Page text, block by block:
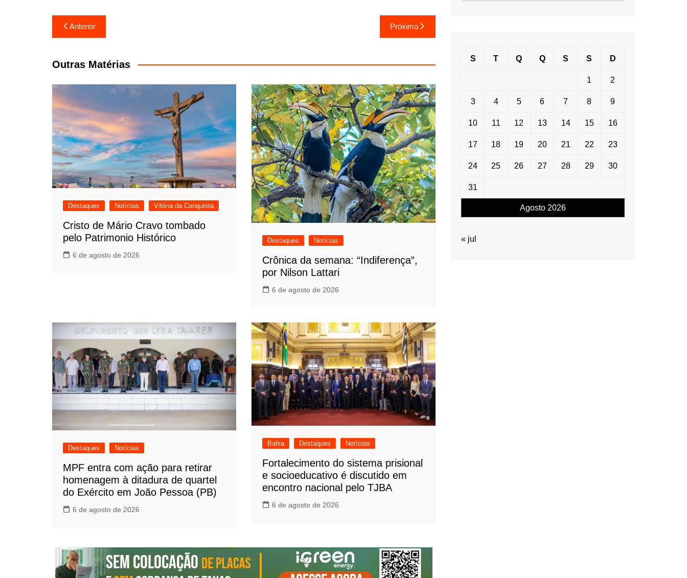
Navegação
de
Post
Anterior Próximo
Outras Matérias
Destaques Notícias Vitória da Conquista
Cristo de Mário Cravo tombado
pelo Patrimonio Histórico
6 de agosto de 2026
Destaques Notícias
Crônica da semana: “Indiferença”,
por Nilson Lattari
6 de agosto de 2026
Destaques Notícias
MPF entra com ação para retirar
homenagem à ditadura de quartel
do Exército em João Pessoa (PB)
6 de agosto de 2026
Bahia Destaques Notícias
Fortalecimento do sistema prisional
e socioeducativo é discutido em
encontro nacional pelo TJBA
6 de agosto de 2026
Agosto 2026
S T Q Q S S D
1 2
3 4 5 6 7 8 9
10 11 12 13 14 15 16
17 18 19 20 21 22 23
24 25 26 27 28 29 30
31
« jul